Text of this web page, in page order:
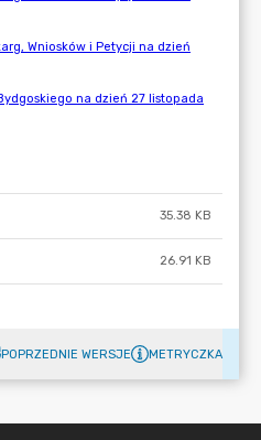
35.38 KB
26.91 KB
POPRZEDNIE WERSJE METRYCZKA